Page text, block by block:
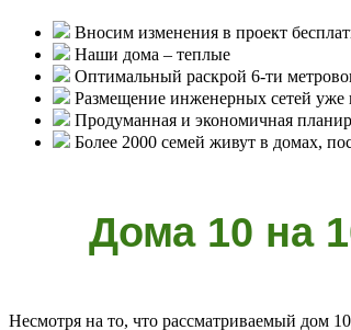
Вносим изменения в проект
Наши дома – теплые
Оптимальный раскрой 6-ти
Размещение инженерных сетей уже
Продуманная и экономичная
Более 2000 семей живут в домах,
Дома 10 на
Несмотря на то, что рассматриваемый дом